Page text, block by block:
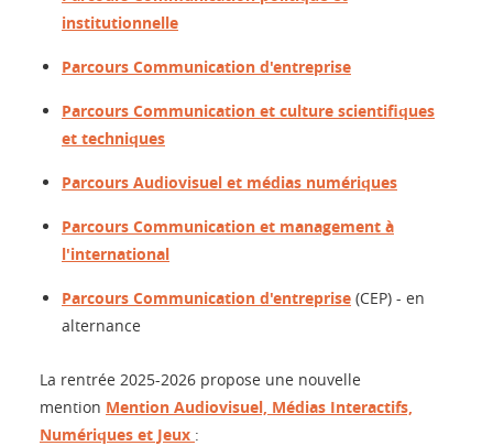
institutionnelle
Parcours Communication d'entreprise
Parcours Communication et culture scientifiques
et techniques
Parcours Audiovisuel et médias numériques
Parcours Communication et management à
l'international
Parcours Communication d'entreprise (CEP) - en
alternance
La rentrée 2025-2026 propose une nouvelle
mention Mention Audiovisuel, Médias Interactifs,
Numériques et Jeux :